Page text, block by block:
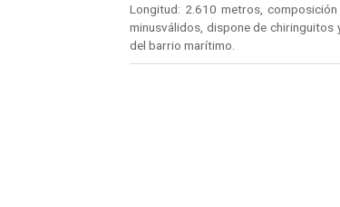
Longitud: 2.610 metros,
minusválidos, dispone de chiringuitos
del barrio marítimo.